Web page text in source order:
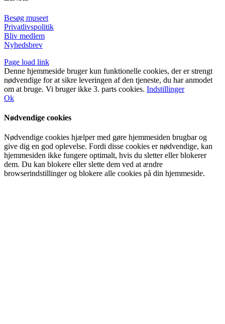
Besøg museet
Privatlivspolitik
Bliv medlem
Nyhedsbrev
Page load link
Denne hjemmeside bruger kun funktionelle cookies, der er strengt
nødvendige for at sikre leveringen af den tjeneste, du har anmodet
om at bruge. Vi bruger ikke 3. parts cookies. Indstillinger
Ok
Nødvendige cookies
Nødvendige cookies hjælper med gøre hjemmesiden brugbar og
give dig en god oplevelse. Fordi disse cookies er nødvendige, kan
hjemmesiden ikke fungere optimalt, hvis du sletter eller blokerer
dem. Du kan blokere eller slette dem ved at ændre
browserindstillinger og blokere alle cookies på din hjemmeside.